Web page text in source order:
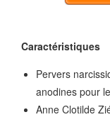
Caractéristiques
Pervers
anodines pour
Anne Clotilde